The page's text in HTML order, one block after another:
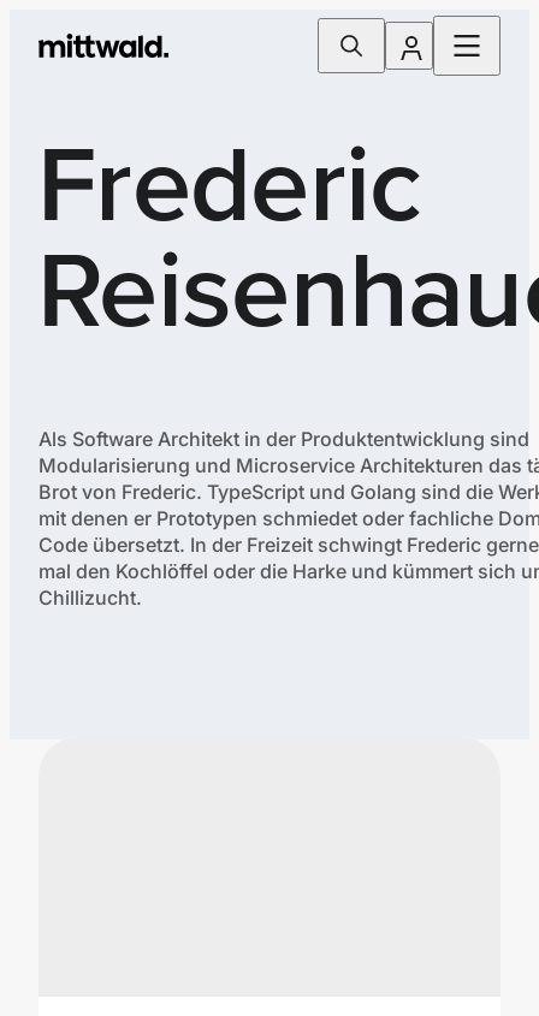
Frederic
Als Software Architekt in der Produktentwicklung sind
Modularisierung und Microservice Architekturen das
Brot von Frederic. TypeScript und Golang sind die
mit denen er Prototypen schmiedet oder fachliche
Code übersetzt. In der Freizeit schwingt Frederic
mal den Kochlöffel oder die Harke und kümmert sich
Chillizucht.